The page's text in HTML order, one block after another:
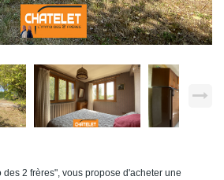
des 2 frères", vous propose d'acheter une